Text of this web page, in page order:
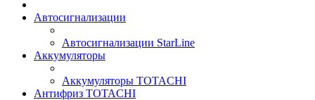
Автосигнализации
Автосигнализации StarLine
Аккумуляторы
Аккумуляторы TOTACHI
Антифриз TOTACHI